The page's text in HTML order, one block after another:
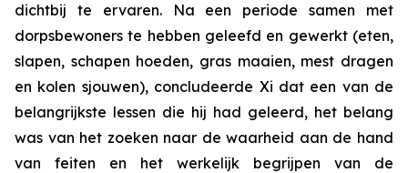
dichtbij te ervaren. Na een periode samen met
dorpsbewoners te hebben geleefd en gewerkt (eten,
slapen, schapen hoeden, gras maaien, mest dragen
en kolen sjouwen), concludeerde Xi dat een van de
belangrijkste lessen die hij had geleerd, het belang
was van het zoeken naar de waarheid aan de hand
van feiten en het werkelijk begrijpen van de